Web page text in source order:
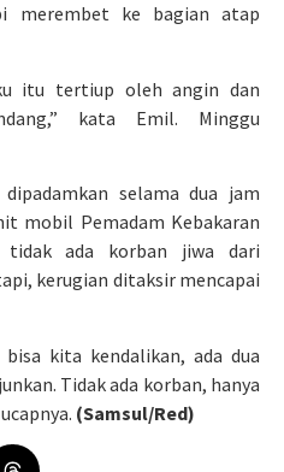
merembet ke bagian atap
itu tertiup oleh angin dan
kata Emil. Minggu
selama dua jam
mobil Pemadam Kebakaran
tidak ada korban jiwa dari
kerugian ditaksir mencapai
kita kendalikan, ada dua
Tidak ada korban, hanya
(Samsul/Red)